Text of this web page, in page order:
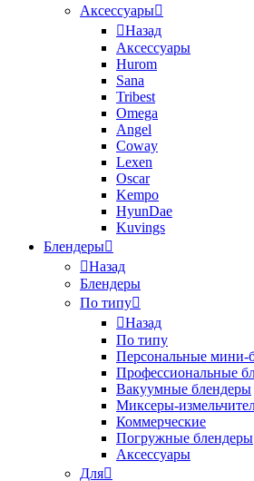
Аксессуары
Назад
Аксессуары
Hurom
Sana
Tribest
Omega
Angel
Coway
Lexen
Oscar
Kempo
HyunDae
Kuvings
Блендеры
Назад
Блендеры
По типу
Назад
По типу
Персональные мини-
Профессиональные
Вакуумные блендеры
Миксеры-
Коммерческие
Погружные блендеры
Аксессуары
Для